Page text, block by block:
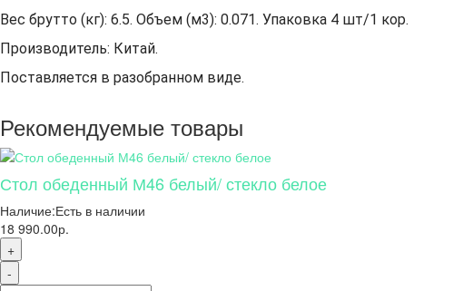
Вес брутто (кг): 6.5. Объем (м3): 0.071. Упаковка 4 шт/1 кор.
Производитель: Китай.
Поставляется в разобранном виде.
Рекомендуемые товары
Стол обеденный М46 белый/ стекло белое
Наличие:Есть в наличии
18 990.00р.
+
-